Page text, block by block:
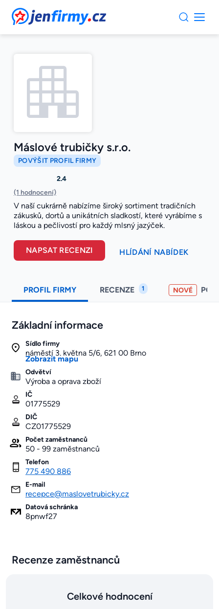
JenFirmy.cz
Máslové trubičky s.r.o.
POVÝŠIT PROFIL FIRMY
2.4
(1 hodnocení)
V naší cukrárně nabízíme široký sortiment tradičních
zákusků, dortů a unikátních sladkostí, které vyrábíme s
láskou a pečlivostí pro každý mlsný jazýček.
NAPSAT RECENZI HLÍDÁNÍ NABÍDEK
PROFIL FIRMY RECENZE 1 NOVÉ
Základní informace
Sídlo firmy
náměstí 3. května 5/6, 621 00 Brno
Zobrazit mapu
Odvětví
Výroba a oprava zboží
IČ
01775529
DIČ
CZ01775529
Počet zaměstnanců
50 - 99 zaměstnanců
Telefon
775 490 886
E-mail
recepce@maslovetrubicky.cz
Datová schránka
8pnwf27
Recenze zaměstnanců
Celkové hodnocení